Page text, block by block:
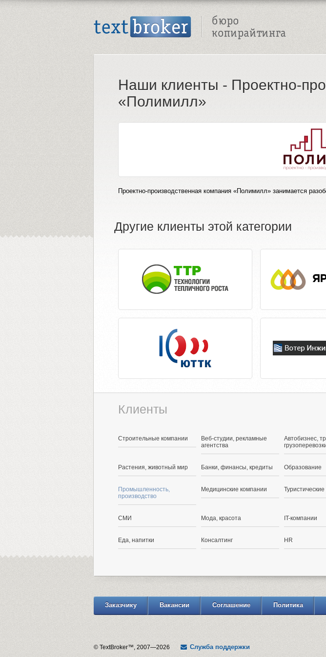
Наши клиенты - Проектно-
«Полимилл»
Проектно-производственная компания «Полимилл» занимается
Другие клиенты этой категории
Клиенты
Строительные компании
Веб-студии, рекламные
агентства
Автобизнес,
Растения, животный мир Банки, финансы, кредиты Образование
Промышленность,
производство
Медицинские компании
СМИ Мода, красота IT-компании
Еда, напитки Консалтинг HR
Заказчику Вакансии Соглашение Политика
© TextBroker™, 2007—2026 Служба поддержки